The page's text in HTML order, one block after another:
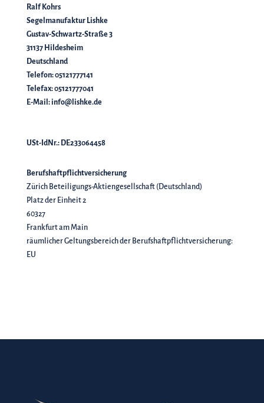
Ralf Kohrs
Segelmanufaktur Lishke
Gustav-Schwartz-Straße 3
31137 Hildesheim
Deutschland
Telefon: 05121777141
Telefax: 05121777041
E-Mail:info@lishke.de
USt-IdNr.: DE233064458
Berufshaftpflichtversicherung
Zürich Beteiligungs-Aktiengesellschaft (Deutschland)
Platz der Einheit 2
60327
Frankfurt am Main
räumlicher Geltungsbereich der Berufshaftpflichtversicherung:
EU